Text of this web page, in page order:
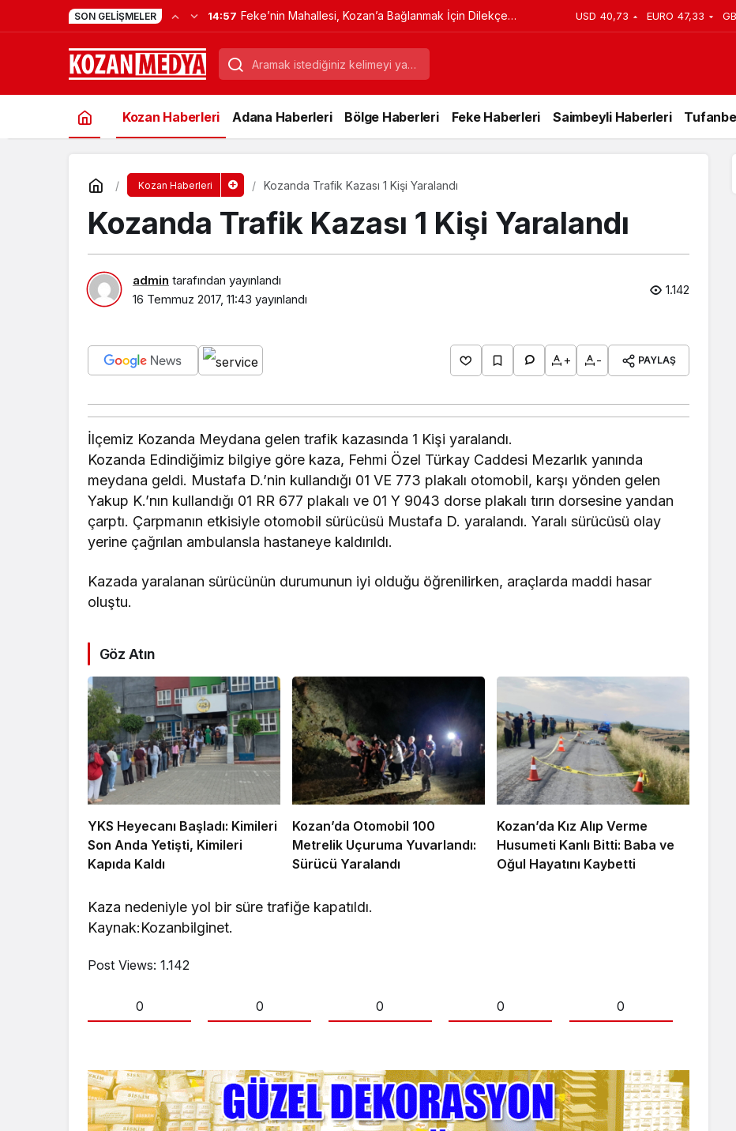
SON GELIŞMELER 14:57 Feke’nin Mahallesi, Kozan’a Bağlanmak İçin Dilekçe
Verdi
USD 40,73 EURO 47,33
Kozan Haberleri Adana Haberleri Bölge Haberleri Feke Haberleri Saimbeyli Haberleri
Kozan Haberleri Kozanda Trafik Kazası 1 Kişi Yaralandı
Kozanda Trafik Kazası 1 Kişi Yaralandı
admin tarafından yayınlandı
16 Temmuz 2017, 11:43 yayınlandı
1.142
+ - PAYLAŞ
İlçemiz Kozanda Meydana gelen trafik kazasında 1 Kişi yaralandı.
Kozanda Edindiğimiz bilgiye göre kaza, Fehmi Özel Türkay Caddesi Mezarlık yanında
meydana geldi. Mustafa D.’nin kullandığı 01 VE 773 plakalı otomobil, karşı yönden gelen
Yakup K.’nın kullandığı 01 RR 677 plakalı ve 01 Y 9043 dorse plakalı tırın dorsesine yandan
çarptı. Çarpmanın etkisiyle otomobil sürücüsü Mustafa D. yaralandı. Yaralı sürücüsü olay
yerine çağrılan ambulansla hastaneye kaldırıldı.
Kazada yaralanan sürücünün durumunun iyi olduğu öğrenilirken, araçlarda maddi hasar
oluştu.
Göz Atın
YKS Heyecanı Başladı: Kimileri
Son Anda Yetişti, Kimileri
Kapıda Kaldı
Kozan’da Otomobil 100
Metrelik Uçuruma Yuvarlandı:
Sürücü Yaralandı
Kozan’da Kız Alıp Verme
Husumeti Kanlı Bitti: Baba ve
Oğul Hayatını Kaybetti
Kaza nedeniyle yol bir süre trafiğe kapatıldı.
Kaynak:Kozanbilginet.
Post Views: 1.142
0 0 0 0 0